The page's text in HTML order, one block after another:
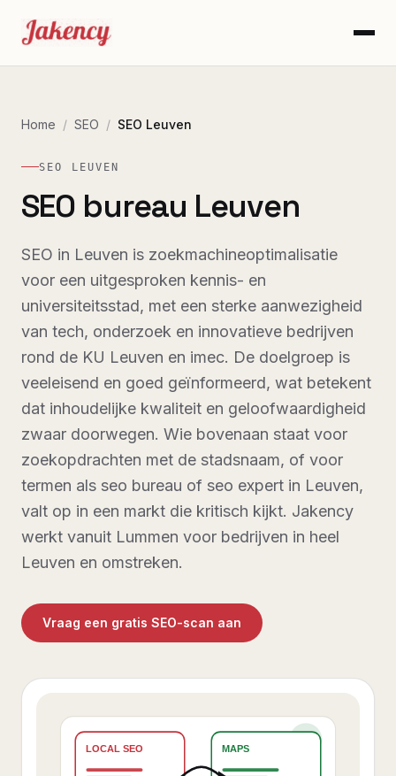
Home / SEO / SEO Leuven
SEO LEUVEN
SEO bureau Leuven
SEO in Leuven is zoekmachineoptimalisatie
voor een uitgesproken kennis- en
universiteitsstad, met een sterke aanwezigheid
van tech, onderzoek en innovatieve bedrijven
rond de KU Leuven en imec. De doelgroep is
veeleisend en goed geïnformeerd, wat betekent
dat inhoudelijke kwaliteit en geloofwaardigheid
zwaar doorwegen. Wie bovenaan staat voor
zoekopdrachten met de stadsnaam, of voor
termen als seo bureau of seo expert in Leuven,
valt op in een markt die kritisch kijkt. Jakency
werkt vanuit Lummen voor bedrijven in heel
Leuven en omstreken.
Vraag een gratis SEO-scan aan